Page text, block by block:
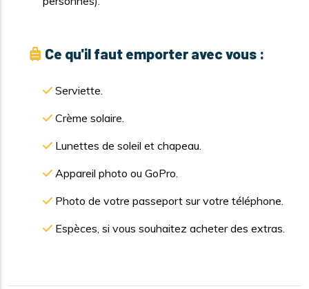
Ce qu'il faut emporter avec vous :
Serviette.
Crème solaire.
Lunettes de soleil et chapeau.
Appareil photo ou GoPro.
Photo de votre passeport sur votre téléphone.
Espèces, si vous souhaitez acheter des extras.